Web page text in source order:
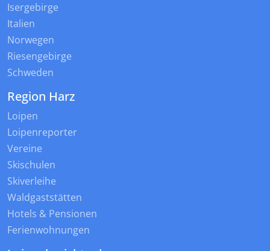
Isergebirge
Italien
Norwegen
Riesengebirge
Schweden
Region Harz
Loipen
Loipenreporter
Vereine
Skischulen
Skiverleihe
Waldgaststätten
Hotels & Pensionen
Ferienwohnungen